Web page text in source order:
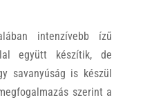
intenzívebb ízű
együtt készítik, de
savanyúság is készül
szerint a